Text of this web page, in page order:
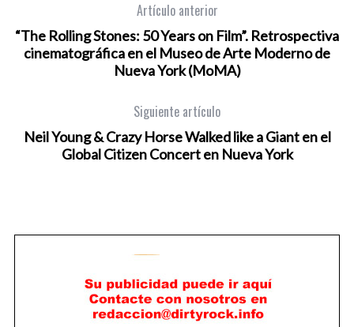
Artículo anterior
“The Rolling Stones: 50 Years on Film”. Retrospectiva
cinematográfica en el Museo de Arte Moderno de
Nueva York (MoMA)
Siguiente artículo
Neil Young & Crazy Horse Walked like a Giant en el
Global Citizen Concert en Nueva York